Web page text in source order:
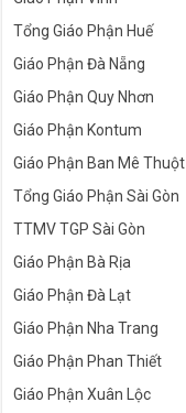
Tổng Giáo Phận Huế
Giáo Phận Đà Nẵng
Giáo Phận Quy Nhơn
Giáo Phận Kontum
Giáo Phận Ban Mê Thuột
Tổng Giáo Phận Sài Gòn
TTMV TGP Sài Gòn
Giáo Phận Bà Rịa
Giáo Phận Đà Lạt
Giáo Phận Nha Trang
Giáo Phận Phan Thiết
Giáo Phận Xuân Lộc